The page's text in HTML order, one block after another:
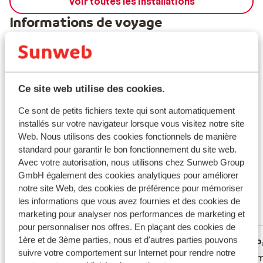
Ce site web utilise des cookies.
Ce sont de petits fichiers texte qui sont automatiquement
installés sur votre navigateur lorsque vous visitez notre site
Web. Nous utilisons des cookies fonctionnels de manière
standard pour garantir le bon fonctionnement du site web.
Avec votre autorisation, nous utilisons chez Sunweb Group
GmbH également des cookies analytiques pour améliorer
notre site Web, des cookies de préférence pour mémoriser
les informations que vous avez fournies et des cookies de
marketing pour analyser nos performances de marketing et
pour personnaliser nos offres. En plaçant des cookies de
1ère et de 3ème parties, nous et d'autres parties pouvons
suivre votre comportement sur Internet pour rendre notre
est réservée exclusivement à eux, avec une zone « cool
» (coin salon/détente), un grand écran et tout ce qu’il
et infrastructures de loisirs, toute la famille trouvera
son bonheur dans ce village: vous trouverez plusieurs
piscine - parmi elles un véritable parc aquatique-, des
terrains de tennis, un espace roller, VTT, aires de jeux,
école de cirque, bowling, cinéma et à proximité du
village, centre équestre, sports mécaniques (kart,
buggy, quad…), parcours aventure, canoë…En soirée,
vous pourrez assister aux concerts, café-théâtre, jeux
etc. Dans le Village Club Pierre et Vacances Le Rouret
en Ardèche, vous êtes sûrs de passer des vacances
exceptionnelles dans un cadre enchanteur...
Informations de voyage
À noter
Formule
Ce que les clients pensent
Ce sont des avis clients 100 % authentiques qui
reflètent fidèlement leur expérience avec notre
produit. En savoir plus sur les avis
6.7 Très bien
3 avis
Réservé principalement par familles
6.5 Très bien
8 juin 2026
Tijdens de aankomst bleek dat ons huisje
Tijdens de aankomst bleek dat ons huisje
4.0
Niet
Niet